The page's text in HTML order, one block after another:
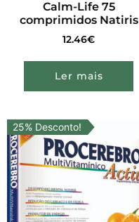
Calm-Life 75
comprimidos Natiris
12.46€
Ler mais
25% Desconto!